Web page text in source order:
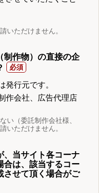
いただけません。
制作物）の直接の企
発行元です。
作会社、広告代理店
い（委託制作会社様、
いただけません。
、当サイト各コーナ
合は、該当するコー
させて頂く場合がご